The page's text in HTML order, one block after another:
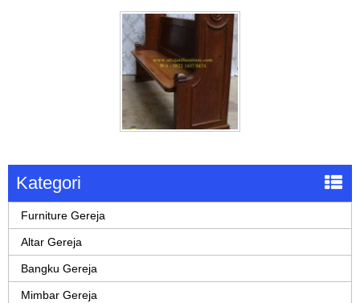
Kategori
Furniture Gereja
Altar Gereja
Bangku Gereja
Mimbar Gereja